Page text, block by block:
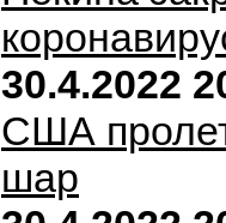
30.4.2022
США
шар